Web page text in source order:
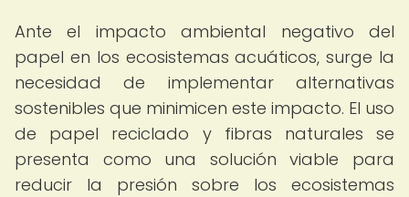
Ante el impacto ambiental negativo del
papel en los ecosistemas acuáticos, surge la
necesidad de implementar alternativas
sostenibles que minimicen este impacto. El uso
de papel reciclado y fibras naturales se
presenta como una solución viable para
reducir la presión sobre los ecosistemas